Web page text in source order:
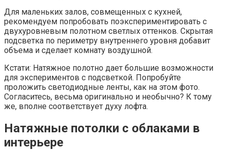
Для маленьких залов, совмещенных с кухней,
рекомендуем попробовать поэкспериментировать с
двухуровневым полотном светлых оттенков. Скрытая
подсветка по периметру внутреннего уровня добавит
объема и сделает комнату воздушной.
Кстати: Натяжное полотно дает большие возможности
для экспериментов с подсветкой. Попробуйте
проложить светодиодные ленты, как на этом фото.
Согласитесь, весьма оригинально и необычно? К тому
же, вполне соответствует духу лофта.
Натяжные потолки с облаками в
интерьере